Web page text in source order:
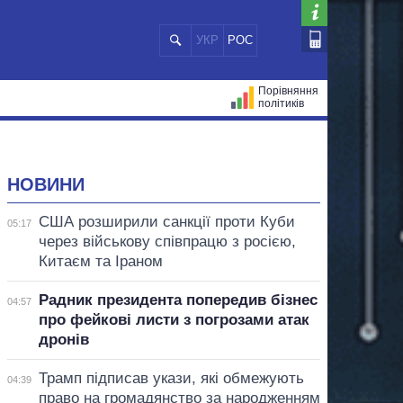
УКР РОС
Порівняння
політиків
НОВИНИ
05:17
США розширили санкції проти Куби
через військову співпрацю з росією,
Китаєм та Іраном
04:57
Радник президента попередив бізнес
про фейкові листи з погрозами атак
дронів
04:39
Трамп підписав укази, які обмежують
право на громадянство за народженням